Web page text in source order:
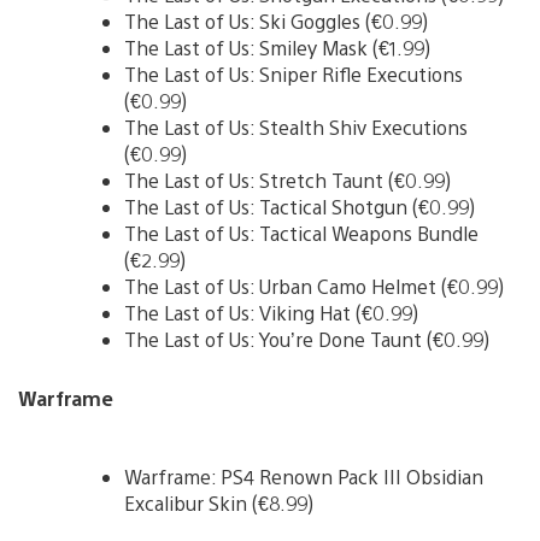
The Last of Us: Ski Goggles (€0.99)
The Last of Us: Smiley Mask (€1.99)
The Last of Us: Sniper Rifle Executions
(€0.99)
The Last of Us: Stealth Shiv Executions
(€0.99)
The Last of Us: Stretch Taunt (€0.99)
The Last of Us: Tactical Shotgun (€0.99)
The Last of Us: Tactical Weapons Bundle
(€2.99)
The Last of Us: Urban Camo Helmet (€0.99)
The Last of Us: Viking Hat (€0.99)
The Last of Us: You’re Done Taunt (€0.99)
Warframe
Warframe: PS4 Renown Pack III Obsidian
Excalibur Skin (€8.99)